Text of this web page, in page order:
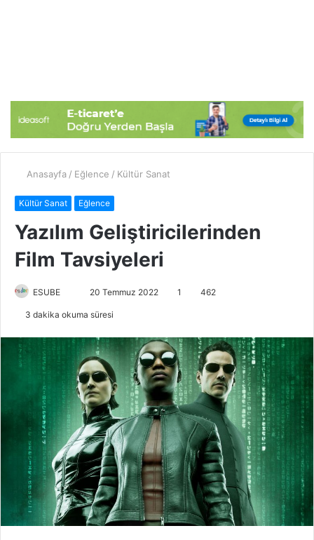
Anasayfa / Eğlence / Kültür Sanat
Kültür Sanat Eğlence
Yazılım Geliştiricilerinden
Film Tavsiyeleri
ESUBE
e
-
p
o
a
g
ö
n
d
e
20 Temmuz 2022 1 462
3 dakika okuma süresi